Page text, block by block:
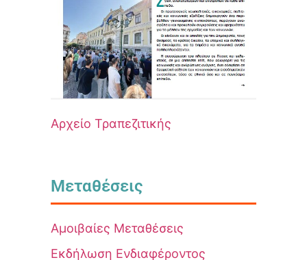
Αρχείο Τραπεζιτικής
Μεταθέσεις
Αμοιβαίες Μεταθέσεις
Εκδήλωση Ενδιαφέροντος